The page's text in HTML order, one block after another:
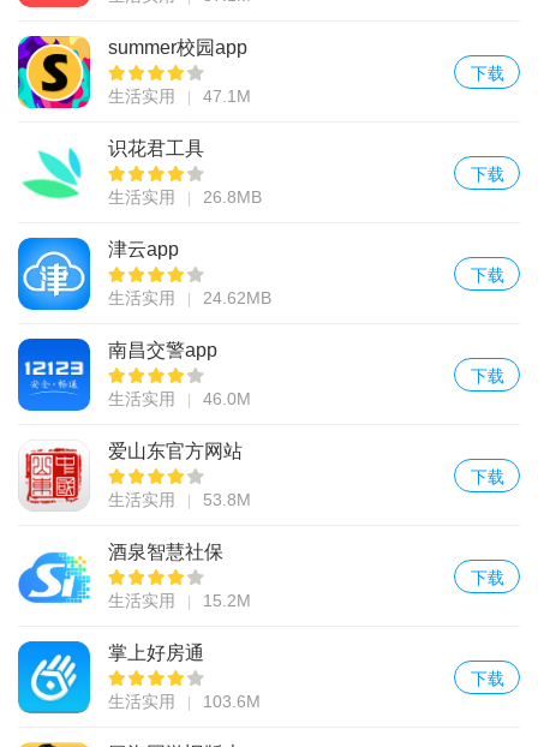
summer校园app
生活实用 47.1M
下载
识花君工具
生活实用 26.8MB
下载
津云app
生活实用 24.62MB
下载
南昌交警app
生活实用 46.0M
下载
爱山东官方网站
生活实用 53.8M
下载
酒泉智慧社保
生活实用 15.2M
下载
掌上好房通
生活实用 103.6M
下载